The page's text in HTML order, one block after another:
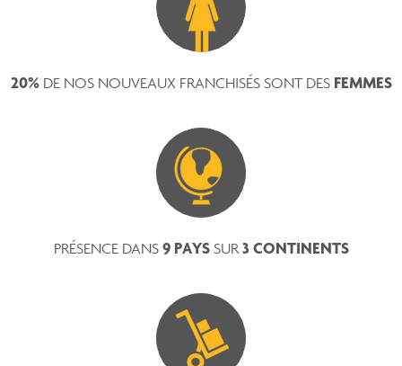
20%DE NOS NOUVEAUX FRANCHISÉS SONT DES FEMMES
PRÉSENCE DANS 9 PAYS SUR 3 CONTINENTS